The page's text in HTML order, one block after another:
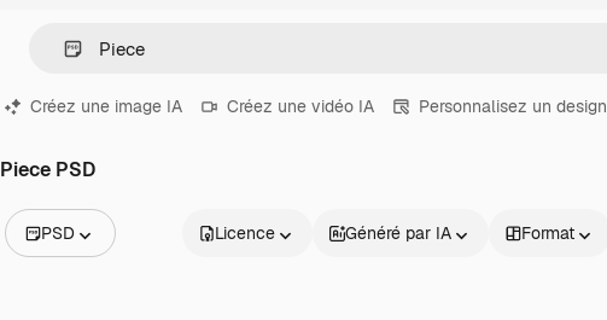
Créez une image IA Créez une vidéo IA Personnalisez un design
Piece PSD
PSD Licence Généré par IA Format